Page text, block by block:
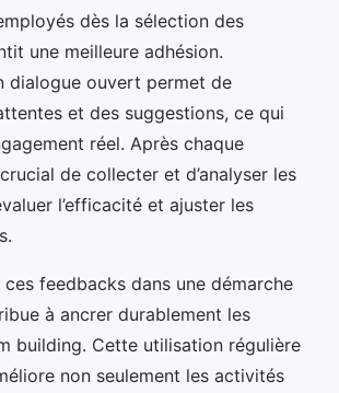
dès la sélection des
une meilleure adhésion.
dialogue ouvert permet de
et des suggestions, ce qui
réel. Après chaque
de collecter et d’analyser les
l’efficacité et ajuster les
feedbacks dans une démarche
à ancrer durablement les
building. Cette utilisation régulière
non seulement les activités